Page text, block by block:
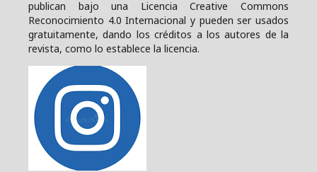
publican bajo una
Licencia Creative Commons
Reconocimiento 4.0 Internacional y pueden ser usados
gratuitamente, dando los créditos a los autores de la
revista, como lo establece la licencia.